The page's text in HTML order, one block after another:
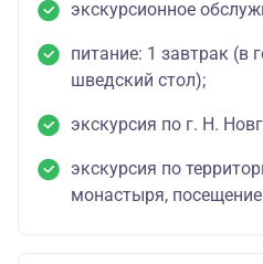
экскурсионное
питание: 1 завтрак (в
шведский стол);
экскурсия по г. Н.
экскурсия по
монастыря,